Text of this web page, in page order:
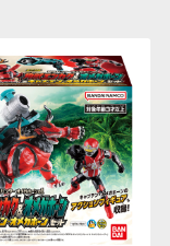
ドラゴンボール
ポケモンキッズ